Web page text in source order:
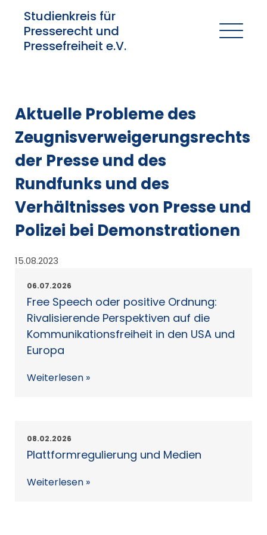
Studienkreis für
Presserecht und
Pressefreiheit e.V.
Aktuelle Probleme des
Zeugnisverweigerungsrechts
der Presse und des
Rundfunks und des
Verhältnisses von Presse und
Polizei bei Demonstrationen
15.08.2023
06.07.2026
Free Speech oder positive Ordnung:
Rivalisierende Perspektiven auf die
Kommunikationsfreiheit in den USA und
Europa
Weiterlesen »
08.02.2026
Plattformregulierung und Medien
Weiterlesen »